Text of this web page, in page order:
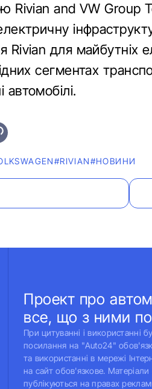
Rivian and VW Group
Rivian для майбутніх
сегментах
автомобілі.
#RIVIAN#НОВИНИ
Проект про
все, що з ними
При цитуванні і використанні
посилання на "Auto24"
та використанні в мережі
на сайт обов'язкове.
публікуються на правах